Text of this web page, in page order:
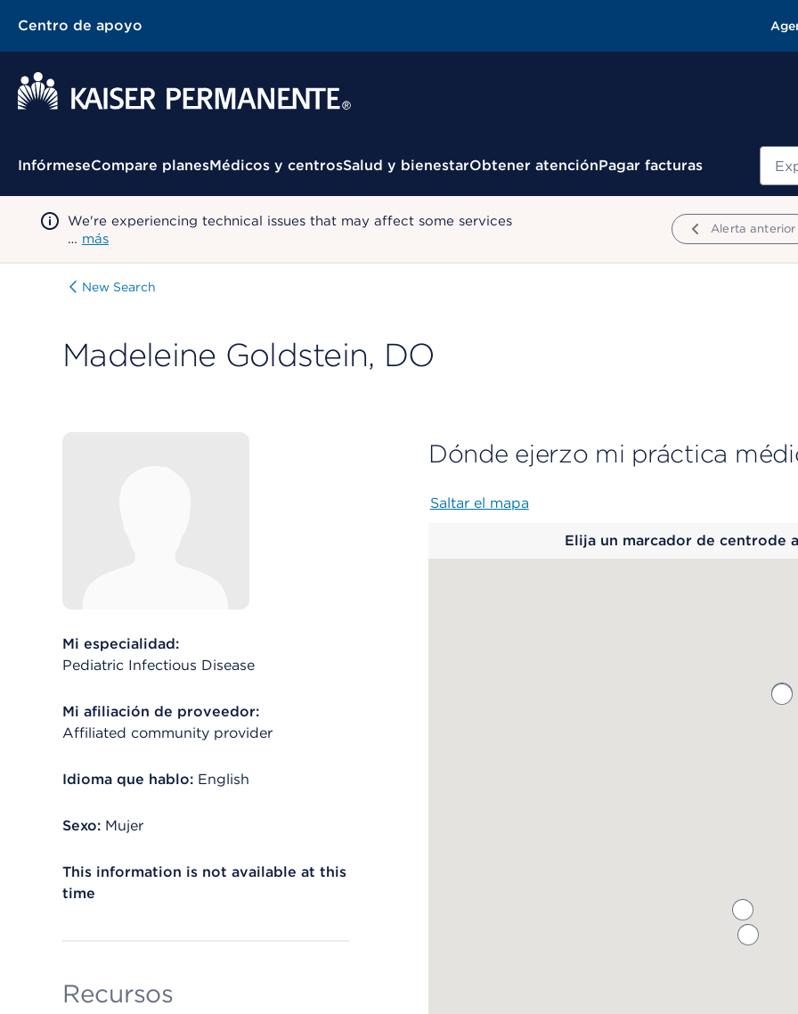
Centro de apoyo
Menú contextual
InfórmeseCompare planesMédicos y centrosSalud y bienestarObtener atenciónPagar facturas
We're experiencing technical issues that may affect some services
… más
Alerta anterior
New Search
Madeleine Goldstein, DO
Mi especialidad:
Pediatric Infectious Disease
Mi afiliación de proveedor:
Affiliated community provider
Idioma que hablo: English
Sexo: Mujer
This information is not available at this
time
Recursos
Dónde ejerzo mi práctica
Saltar el mapa
Elija un marcador de centrode